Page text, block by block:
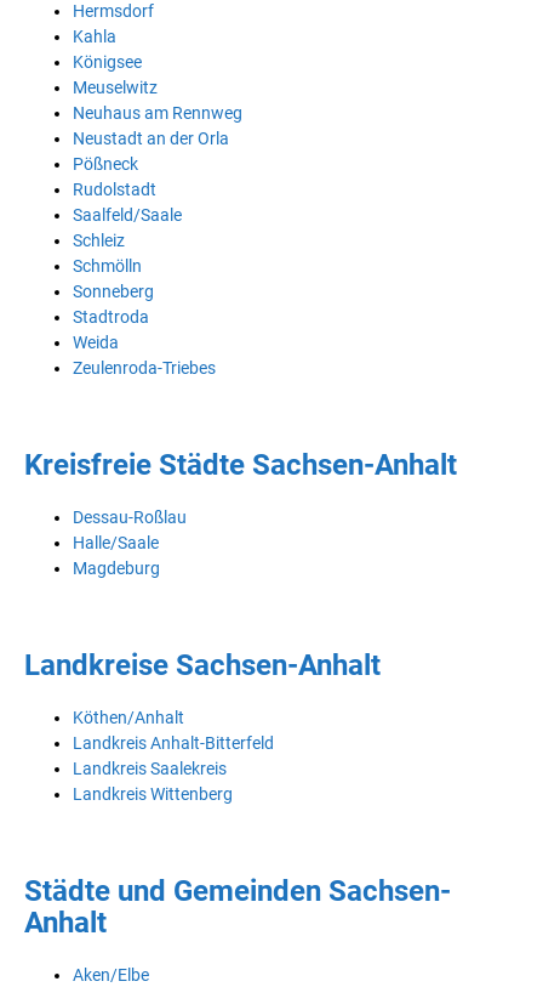
Hermsdorf
Kahla
Königsee
Meuselwitz
Neuhaus am Rennweg
Neustadt an der Orla
Pößneck
Rudolstadt
Saalfeld/Saale
Schleiz
Schmölln
Sonneberg
Stadtroda
Weida
Zeulenroda-Triebes
Kreisfreie Städte Sachsen-Anhalt
Dessau-Roßlau
Halle/Saale
Magdeburg
Landkreise Sachsen-Anhalt
Köthen/Anhalt
Landkreis Anhalt-Bitterfeld
Landkreis Saalekreis
Landkreis Wittenberg
Städte und Gemeinden Sachsen-
Anhalt
Aken/Elbe